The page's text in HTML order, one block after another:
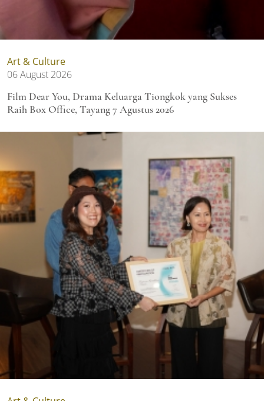
Art & Culture
06 August 2026
Film Dear You, Drama Keluarga Tiongkok yang Sukses
Raih Box Office, Tayang 7 Agustus 2026